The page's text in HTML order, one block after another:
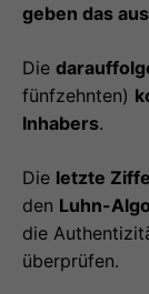
geben das
Die
fünfzehnten)
Inhabers.
Die letzte
den Luhn-
die
überprüfen.